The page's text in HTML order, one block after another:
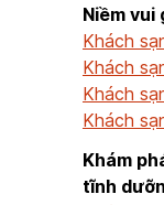
Niềm vui
Khách
Khách
Khách
Khách
Khám
tĩnh